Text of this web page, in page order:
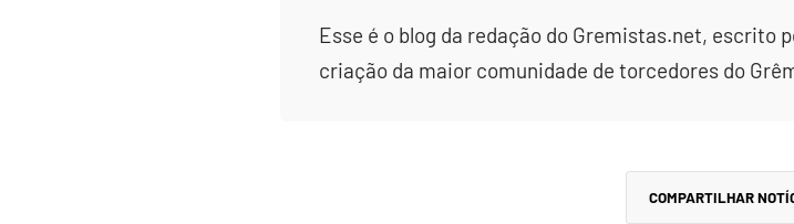
Esse é o blog da redação do Gremistas.net, escrito
criação da maior comunidade de torcedores do
COMPARTILHAR